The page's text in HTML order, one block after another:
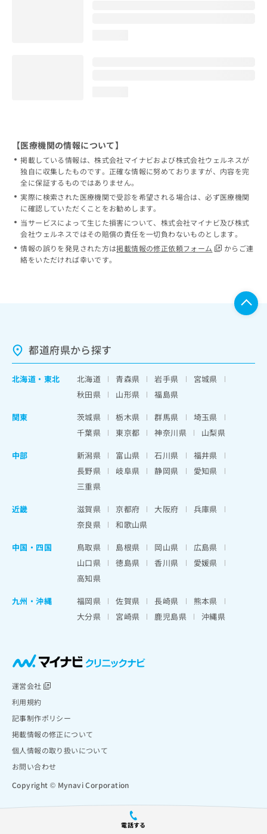
電話する
【医療機関の情報について】
掲載している情報は、株式会社マイナビおよび株式会社ウェルネスが
独自に収集したものです。正確な情報に努めておりますが、内容を完
全に保証するものではありません。
実際に検索された医療機関で受診を希望される場合は、必ず医療機関
に確認していただくことをお勧めします。
当サービスによって生じた損害について、株式会社マイナビ及び株式
会社ウェルネスではその賠償の責任を一切負わないものとします。
情報の誤りを発見された方は掲載情報の修正依頼フォーム
からご連
絡をいただければ幸いです。
都道府県から探す
北海道 ・ 東北 北海道 青森県 岩手県
宮城県
秋田県
山形県
福島県
関東
茨城県 栃木県 群馬県
埼玉県
千葉県
東京都 神奈川県
山梨県
中部
新潟県 富山県 石川県
福井県
長野県
岐阜県 静岡県
愛知県
三重県
近畿
滋賀県 京都府 大阪府
兵庫県
奈良県
和歌山県
中国・四国
鳥取県 島根県 岡山県
広島県
山口県
徳島県 香川県
愛媛県
高知県
九州・沖縄
福岡県 佐賀県 長崎県
熊本県
大分県
宮崎県 鹿児島県 沖縄県
運営会社
利用規約
記事制作ポリシー
掲載情報の修正について
個人情報の取り扱いについて
お問い合わせ
Copyright © Mynavi Corporation